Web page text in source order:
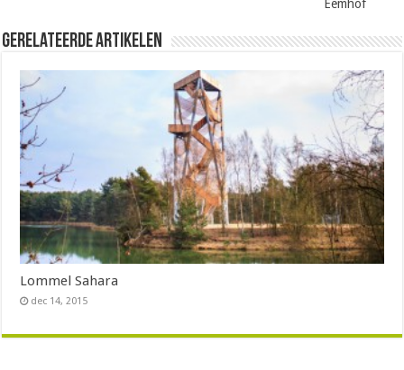
Eemhof
Gerelateerde Artikelen
Lommel Sahara
dec 14, 2015